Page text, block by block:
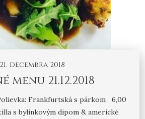
21. decembra 2018
menu 21.12.2018
Frankfurtská s párkom 6,00
s bylinkovým dipom & americké